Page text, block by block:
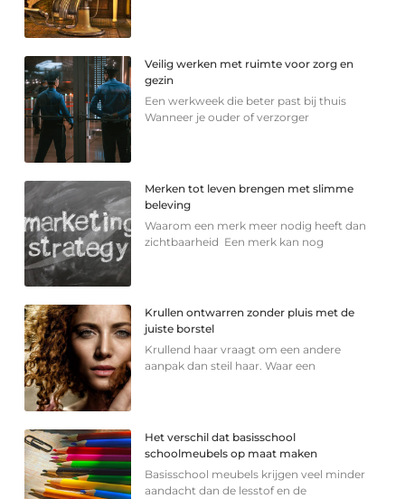
Veilig werken met ruimte voor zorg en
gezin
Een werkweek die beter past bij thuis
Wanneer je ouder of verzorger
Merken tot leven brengen met slimme
beleving
Waarom een merk meer nodig heeft dan
zichtbaarheid Een merk kan nog
Krullen ontwarren zonder pluis met de
juiste borstel
Krullend haar vraagt om een andere
aanpak dan steil haar. Waar een
Het verschil dat basisschool
schoolmeubels op maat maken
Basisschool meubels krijgen veel minder
aandacht dan de lesstof en de